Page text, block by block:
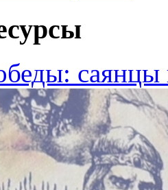
саянцы